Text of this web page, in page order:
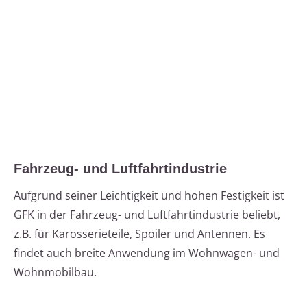
Fahrzeug- und Luftfahrtindustrie
Aufgrund seiner Leichtigkeit und hohen Festigkeit ist
GFK in der Fahrzeug- und Luftfahrtindustrie beliebt,
z.B. für Karosserieteile, Spoiler und Antennen. Es
findet auch breite Anwendung im Wohnwagen- und
Wohnmobilbau.